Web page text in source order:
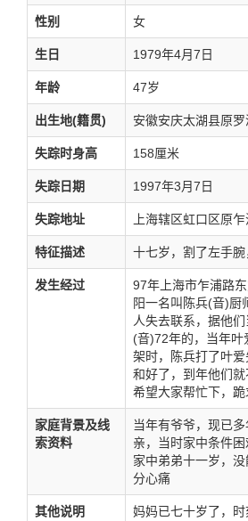
性别 女
生日 1979年4月7日
年龄 47岁
出生地(籍贯) 安徽安庆太湖县原
失踪时身高 158厘米
失踪日期 1997年3月7日
失踪地址 上海辖区虹口区原
特征描述 十七岁，割了左手
发生经过
97年上海市乍浦路
阳一名叫陈兵(音)厨
人失去联系，据他
(音)72年的，当年
架时，陈兵打了叶
和好了，到年他们就
希望大家帮忙下，跪
家庭背景及线
索资料
当年有爷爷，现已
亲，当时家中条件
家中弟弟十一岁，
分心痛
其他说明
妈妈已七十岁了，